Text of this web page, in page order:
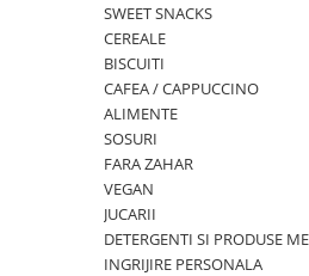
SWEET SNACKS
CEREALE
BISCUITI
CAFEA / CAPPUCCINO
ALIMENTE
SOSURI
FARA ZAHAR
VEGAN
JUCARII
DETERGENTI SI PRODUSE
INGRIJIRE PERSONALA